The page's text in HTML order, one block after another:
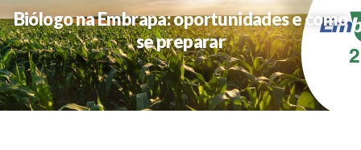
Biólogo na Embrapa: oportunidades e como
se preparar